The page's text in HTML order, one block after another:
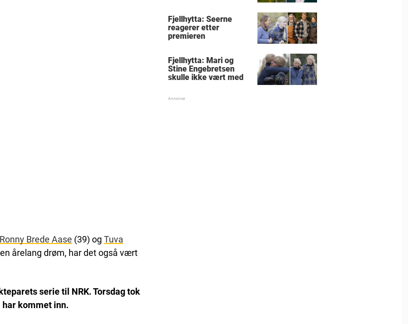
Ronny Brede Aase (39) og Tuva
årelang drøm, har det også vært
serie til NRK. Torsdag tok
kommet inn.
Fjellhytta: Seerne
reagerer etter
premieren
Fjellhytta: Mari og
Stine Engebretsen
skulle ikke vært med